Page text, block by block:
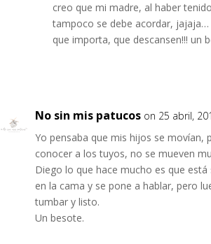
creo que mi madre, al haber
tampoco se debe acordar, jajaja…
que importa, que descansen!!! un
No sin mis patucos on 25 abril,
Yo pensaba que mis hijos se movían,
conocer a los tuyos, no se mueven
Diego lo que hace mucho es que
en la cama y se pone a hablar, pero
tumbar y listo.
Un besote.